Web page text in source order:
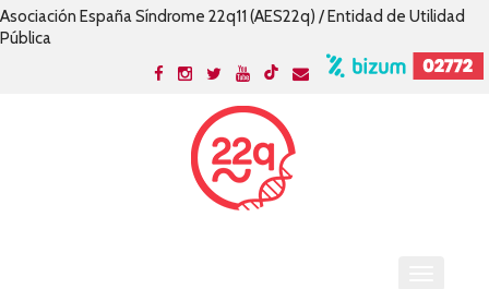
Asociación España Síndrome 22q11 (AES22q) / Entidad de Utilidad
Pública